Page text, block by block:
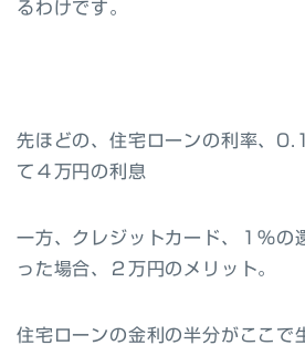
るわけです。
先ほどの、住宅ローンの利率、
て４万円の利息
一方、クレジットカード、１％
った場合、２万円のメリット。
住宅ローンの金利の半分がここで